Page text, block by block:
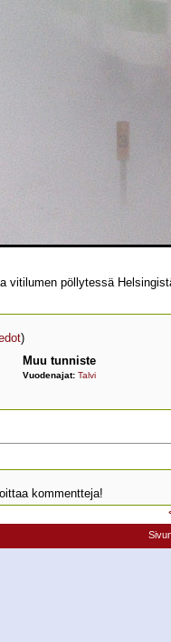
vitilumen pöllytessä
)
Muu tunniste
Vuodenajat: Talvi
kommentteja!